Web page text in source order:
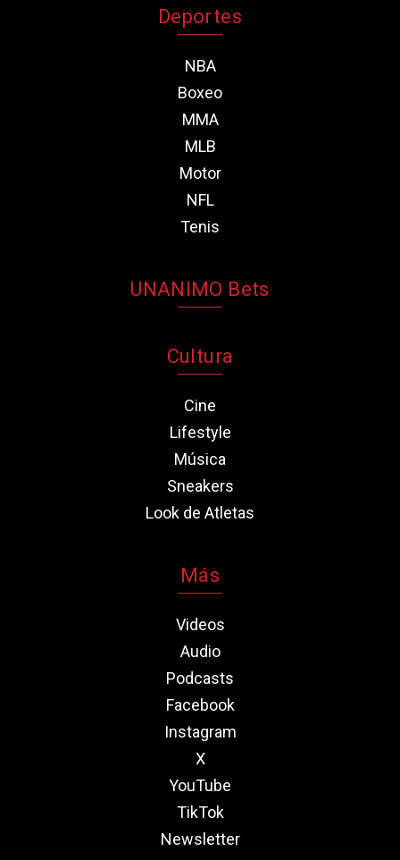
Deportes
NBA
Boxeo
MMA
MLB
Motor
NFL
Tenis
UNANIMO Bets
Cultura
Cine
Lifestyle
Música
Sneakers
Look de Atletas
Más
Videos
Audio
Podcasts
Facebook
Instagram
X
YouTube
TikTok
Newsletter